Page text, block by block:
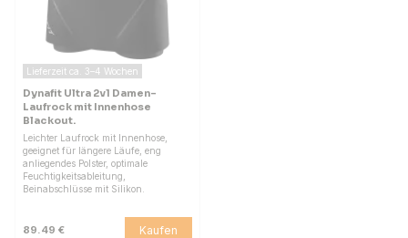
Lieferzeit ca. 3–4 Wochen
Dynafit Ultra 2v1 Damen-
Laufrock mit Innenhose
Blackout.
Leichter Laufrock mit Innenhose,
geeignet für längere Läufe, eng
anliegendes Polster, optimale
Feuchtigkeitsableitung,
Beinabschlüsse mit Silikon.
89.49 € Kaufen